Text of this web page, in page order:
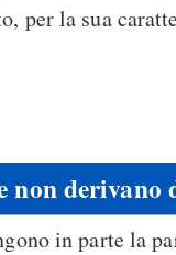
per la sua
non derivano
in parte la